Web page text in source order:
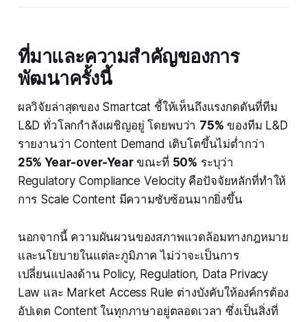
ที่มาและความสำคัญของการ
พัฒนาครั้งนี้
ผลวิจัยล่าสุดของ Smartcat ชี้ให้เห็นถึงแรงกดดันที่ทีม
L&D ทั่วโลกกำลังเผชิญอยู่ โดยพบว่า 75% ของทีม L&D
รายงานว่า Content Demand เติบโตขึ้นไม่ต่ำกว่า
25% Year-over-Yearขณะที่ 50% ระบุว่า
Regulatory Compliance Velocity คือปัจจัยหลักที่ทำให้
การ Scale Content มีความซับซ้อนมากยิ่งขึ้น
นอกจากนี้ ความผันผวนของสภาพแวดล้อมทางกฎหมาย
และนโยบายในแต่ละภูมิภาค ไม่ว่าจะเป็นการ
เปลี่ยนแปลงด้าน Policy, Regulation, Data Privacy
Law และ Market Access Rule ต่างบังคับให้องค์กรต้อง
อัปเดต Content ในทุกภาษาอยู่ตลอดเวลา ซึ่งเป็นสิ่งที่